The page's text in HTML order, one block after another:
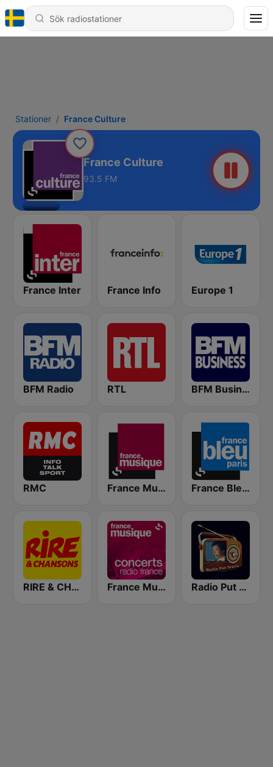
Stationer France Culture
France Culture
93.5 FM
France Inter France Info Europe 1
BFM Radio RTL BFM Business 100.8 FM
RMC France Musique France Bleu Ile-de-France
RIRE & CHANSONS France Musique Concerts de Radio France Radio Put Sreće